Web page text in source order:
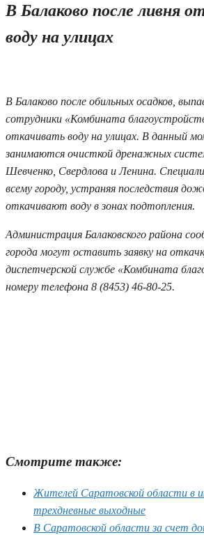
В Балаково после ливня
воду на улицах
В Балаково после обильных осадков,
сотрудники «Комбината
откачивать воду на улицах. В данный
занимаются очисткой дренажных
Шевченко, Свердлова и Ленина.
всему городу, устраняя последствия
откачивают воду в зонах подтопления.
Администрация Балаковского района
города могут оставить заявку на
диспетчерской службе «Комбината
номеру телефона 8 (8453) 46-80-25.
Смотрите также:
Жителей Саратовской области в
трехдневные выходные
В Саратовской области за счет